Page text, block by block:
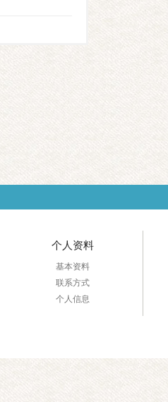
个人资料
基本资料
联系方式
个人信息